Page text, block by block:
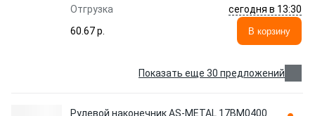
Отгрузка
сегодня в 13:30
60.67 p.
В корзину
Показать еще 30 предложений
Рулевой наконечник AS-METAL 17BM0400